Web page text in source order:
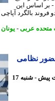
اساس این
عربی- یونان-
نظامی
18 ساعت پیش - شنبه 17